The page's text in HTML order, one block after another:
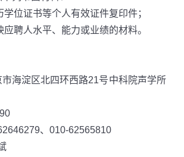
位证书等个人有效证件复印件；
聘人水平、能力或业绩的材料。
海淀区北四环西路21号中科院声学所
、010-62565810